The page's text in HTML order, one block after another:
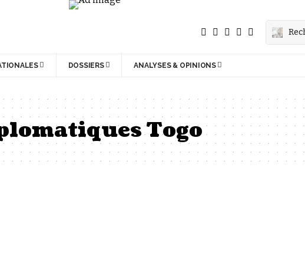
DOSSIERS ANALYSES & OPINIONS
Togo